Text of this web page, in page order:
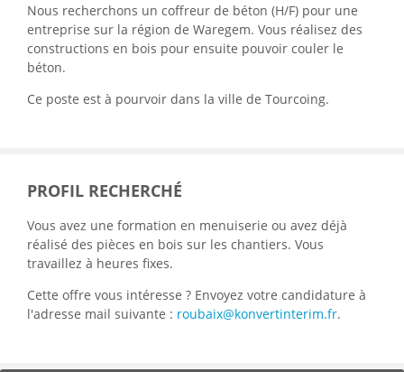
Nous recherchons un coffreur de béton (H/F) pour une
entreprise sur la région de Waregem. Vous réalisez des
constructions en bois pour ensuite pouvoir couler le
béton.
Ce poste est à pourvoir dans la ville de Tourcoing.
PROFIL RECHERCHÉ
Vous avez une formation en menuiserie ou avez déjà
réalisé des pièces en bois sur les chantiers. Vous
travaillez à heures fixes.
Cette offre vous intéresse ? Envoyez votre candidature à
l'adresse mail suivante : roubaix@konvertinterim.fr.